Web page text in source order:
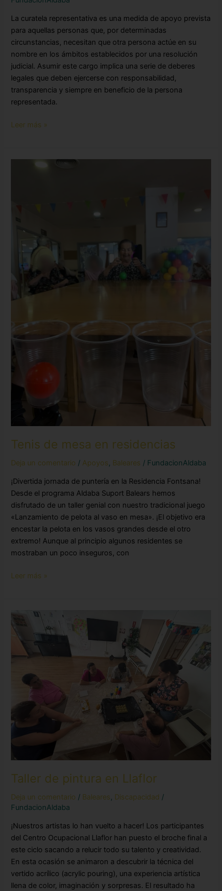
La curatela representativa es una medida de apoyo prevista
para aquellas personas que, por determinadas
circunstancias, necesitan que otra persona actúe en su
nombre en los ámbitos establecidos por una resolución
judicial. Asumir este cargo implica una serie de deberes
legales que deben ejercerse con responsabilidad,
transparencia y siempre en beneficio de la persona
representada.
Leer más »
Tenis de mesa en residencias
Deja un comentario / Apoyos, Baleares / FundacionAldaba
¡Divertida jornada de puntería en la Residencia Fontsana!
Desde el programa Aldaba Suport Balears hemos
disfrutado de un taller genial con nuestro tradicional juego
«Lanzamiento de pelota al vaso en mesa». ¡El objetivo era
encestar la pelota en los vasos grandes desde el otro
extremo! Aunque al principio algunos residentes se
mostraban un poco inseguros, con
Leer más »
Taller de pintura en Llaflor
Deja un comentario / Baleares, Discapacidad /
FundacionAldaba
¡Nuestros artistas lo han vuelto a hacer! Los participantes
del Centro Ocupacional Llaflor han puesto el broche final a
este ciclo sacando a relucir todo su talento y creatividad.
En esta ocasión se animaron a descubrir la técnica del
vertido acrílico (acrylic pouring), una experiencia artística
llena de color, imaginación y sorpresas. El resultado ha
Taller
de
pintura